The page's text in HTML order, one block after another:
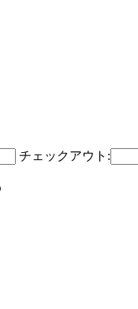
チェックアウト: